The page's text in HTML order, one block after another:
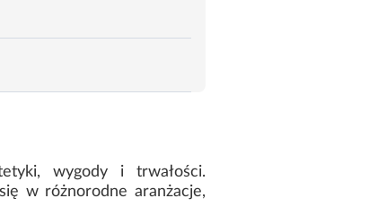
wygody i trwałości.
w różnorodne aranżacje,